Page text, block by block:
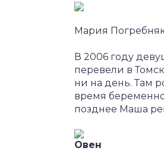
Мария
В 2006 году
перевели в
ни на день. Там
время
позднее Маша
Овен